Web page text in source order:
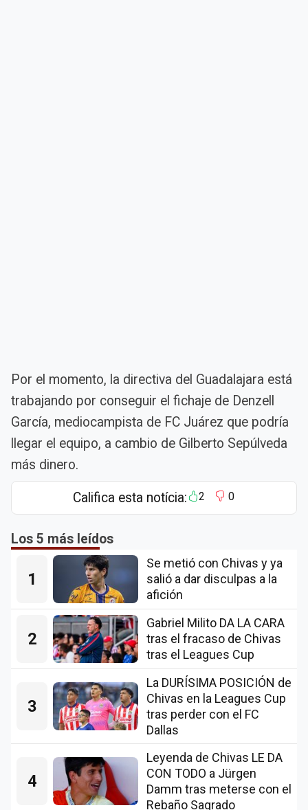
Por el momento, la directiva del Guadalajara está
trabajando por conseguir el fichaje de Denzell
García, mediocampista de FC Juárez que podría
llegar el equipo, a cambio de Gilberto Sepúlveda
más dinero.
Califica esta notícia: 2 0
Los 5 más leídos
1
Se metió con Chivas y ya
salió a dar disculpas a la
afición
2
Gabriel Milito DA LA CARA
tras el fracaso de Chivas
tras el Leagues Cup
3
La DURÍSIMA POSICIÓN de
Chivas en la Leagues Cup
tras perder con el FC
Dallas
4
Leyenda de Chivas LE DA
CON TODO a Jürgen
Damm tras meterse con el
Rebaño Sagrado